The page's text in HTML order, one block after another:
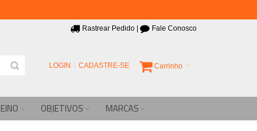
Rastrear Pedido Fale Conosco
Carrinho
LOGIN CADASTRE-SE
OBJETIVOS MARCAS